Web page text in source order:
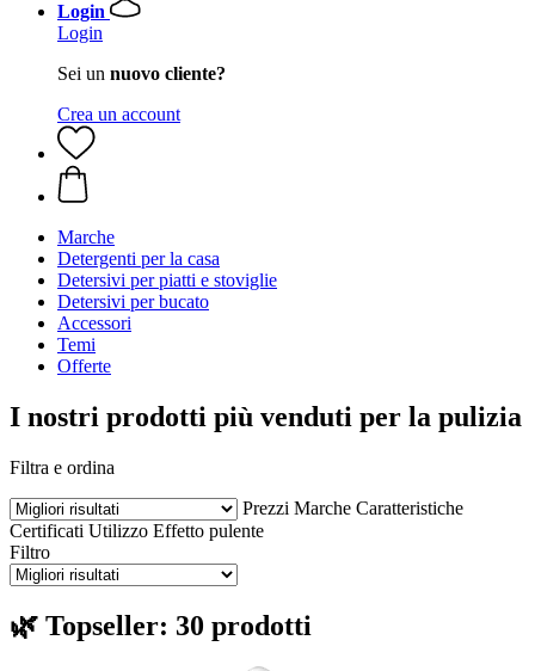
Login
Login
Sei un nuovo cliente?
Crea un account
Marche
Detergenti per la casa
Detersivi per piatti e stoviglie
Detersivi per bucato
Accessori
Temi
Offerte
I nostri prodotti più venduti per la pulizia
Filtra e ordina
Prezzi Marche Caratteristiche
Certificati Utilizzo Effetto pulente
Filtro
🌿 Topseller: 30 prodotti